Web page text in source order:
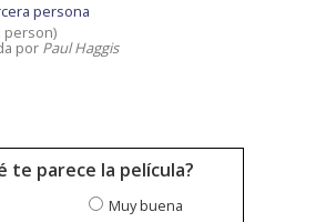
persona
person)
por Paul Haggis
te parece la película?
Muy buena